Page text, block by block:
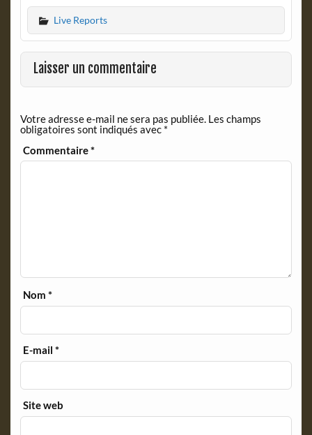
c
e
b
o
o
k
i
n
t
F
r
e
d
l
y
Live Reports
Laisser un commentaire
Votre adresse e-mail ne sera pas publiée. Les champs
obligatoires sont indiqués avec *
Commentaire*
Nom*
E-mail*
Site web